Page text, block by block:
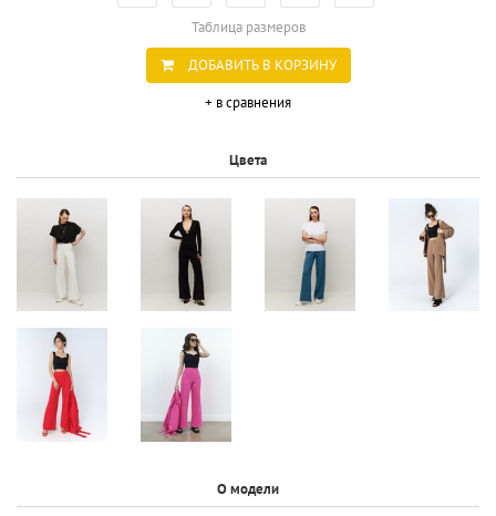
Таблица размеров
ДОБАВИТЬ В КОРЗИНУ
+ в сравнения
Цвета
О модели